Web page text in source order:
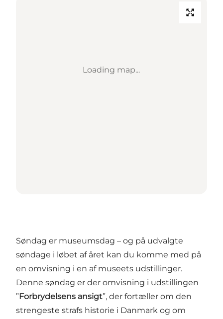
Loading map...
Søndag er museumsdag – og på udvalgte
søndage i løbet af året kan du komme med på
en omvisning i en af museets udstillinger.
Denne søndag er der omvisning i udstillingen
”Forbrydelsens ansigt”, der fortæller om den
strengeste strafs historie i Danmark og om